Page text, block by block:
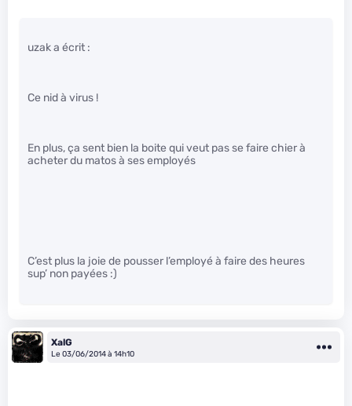
uzak a écrit :
Ce nid à virus !
En plus, ça sent bien la boite qui veut pas se faire chier à
acheter du matos à ses employés
C’est plus la joie de pousser l’employé à faire des heures
sup’ non payées :)
XalG
Le 03/06/2014 à 14h10